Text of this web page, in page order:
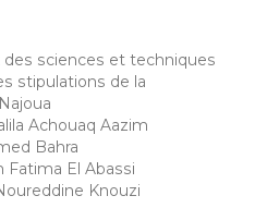
sciences et techniques
stipulations de la
Achouaq Aazim
Bahra
Fatima El Abassi
Knouzi